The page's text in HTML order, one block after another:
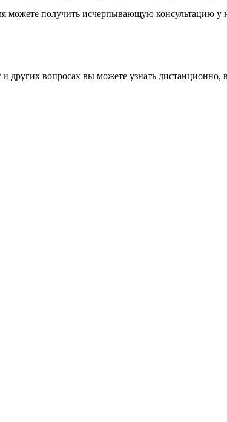
получить исчерпывающую консультацию у
других вопросах вы можете узнать